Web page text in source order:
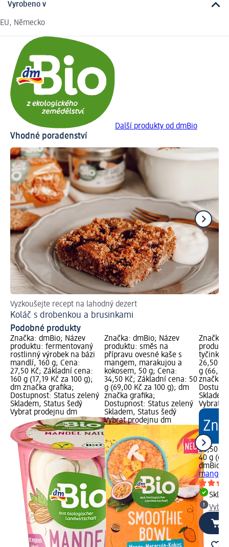
Vyrobeno v
EU, Německo
Další produkty od dmBio
Vhodné poradenství
Vyzkoušejte recept na lahodný dezert
Koláč s drobenkou a brusinkami
Podobné produkty
Značka: dmBio; Název
produktu: fermentovaný
rostlinný výrobek na bázi
mandlí, 160 g; Cena:
27,50 Kč; Základní cena:
160 g (17,19 Kč za 100 g);
dm značka grafika;
Dostupnost: Status zelený
Skladem, Status šedý
Vybrat prodejnu dm
Značka: dmBio; Název
produktu: směs na
přípravu ovesné kaše s
mangem, marakujou a
kokosem, 50 g; Cena:
34,50 Kč; Základní cena: 50
g (69,00 Kč za 100 g); dm
značka grafika;
Dostupnost: Status zelený
Skladem, Status šedý
Vybrat prodejnu dm
Značka:
tyčinka
26,50
g (66,25
značka
Vybrat
26,50 Kč
40 g
dmBio
mango,